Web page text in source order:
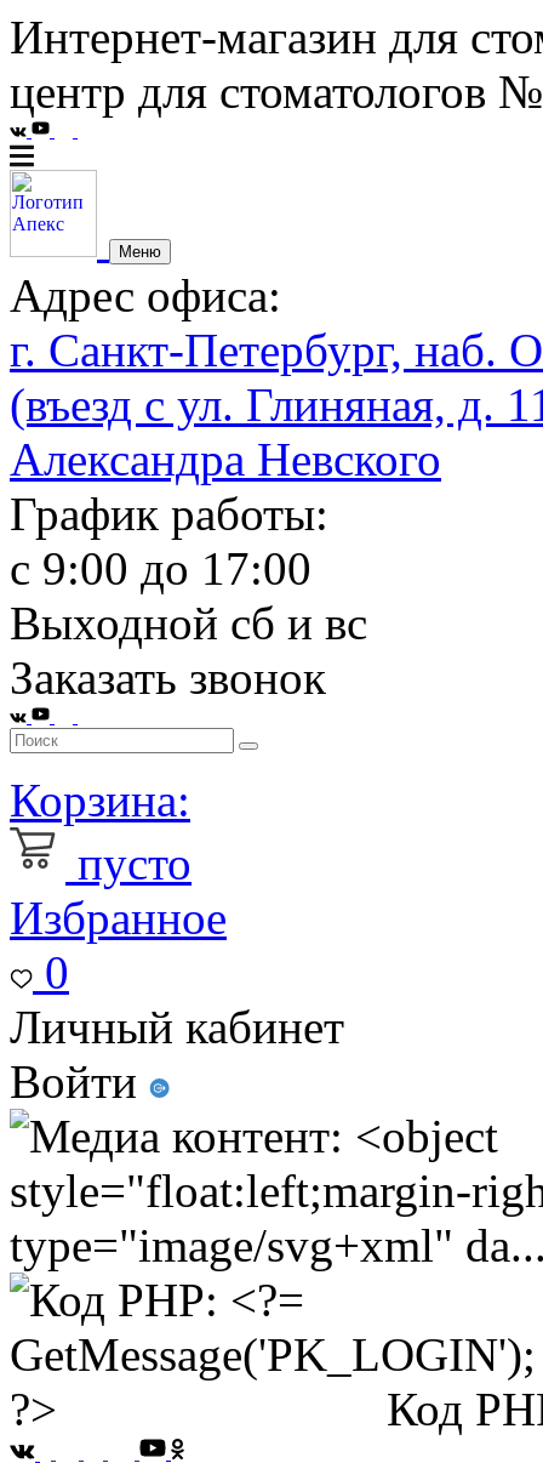
Интернет-магазин для
центр для стоматологов
Меню
Адрес офиса:
г. Санкт-Петербург, наб.
(въезд с ул. Глиняная, д.
Александра Невского
График работы:
с 9:00 до 17:00
Выходной сб и вс
Заказать звонок
Корзина:
пусто
Избранное
0
Личный кабинет
Войти
Код